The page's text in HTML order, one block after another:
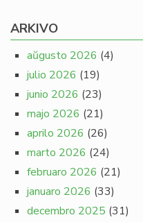
ARKIVO
aŭgusto 2026 (4)
julio 2026 (19)
junio 2026 (23)
majo 2026 (21)
aprilo 2026 (26)
marto 2026 (24)
februaro 2026 (21)
januaro 2026 (33)
decembro 2025 (31)